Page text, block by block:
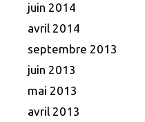
juin 2014
avril 2014
septembre 2013
juin 2013
mai 2013
avril 2013